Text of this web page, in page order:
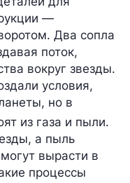
—
Два сопла
поток,
вокруг звезды.
условия,
но в
из газа и пыли.
а пыль
вырасти в
процессы